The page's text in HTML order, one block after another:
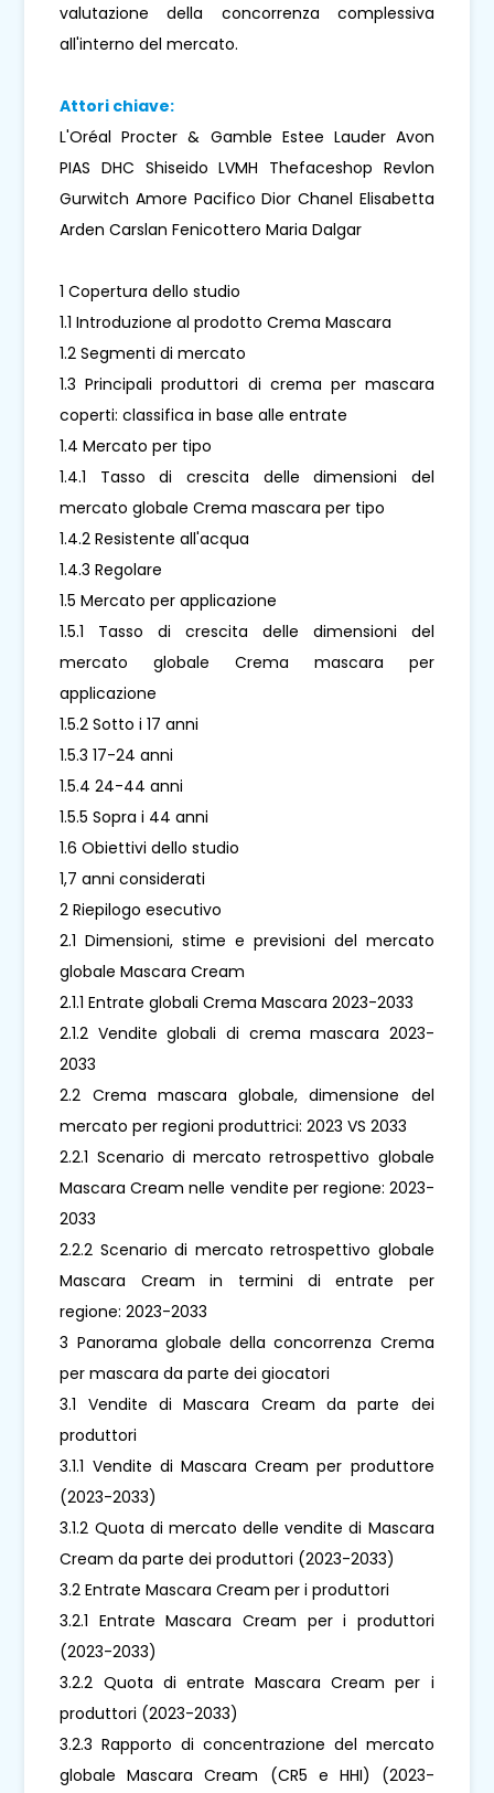
valutazione della concorrenza complessiva
all'interno del mercato.
Attori chiave:
L'Oréal Procter & Gamble Estee Lauder Avon
PIAS DHC Shiseido LVMH Thefaceshop Revlon
Gurwitch Amore Pacifico Dior Chanel Elisabetta
Arden Carslan Fenicottero Maria Dalgar
1 Copertura dello studio
1.1 Introduzione al prodotto Crema Mascara
1.2 Segmenti di mercato
1.3 Principali produttori di crema per mascara
coperti: classifica in base alle entrate
1.4 Mercato per tipo
1.4.1 Tasso di crescita delle dimensioni del
mercato globale Crema mascara per tipo
1.4.2 Resistente all'acqua
1.4.3 Regolare
1.5 Mercato per applicazione
1.5.1 Tasso di crescita delle dimensioni del
mercato globale Crema mascara per
applicazione
1.5.2 Sotto i 17 anni
1.5.3 17-24 anni
1.5.4 24-44 anni
1.5.5 Sopra i 44 anni
1.6 Obiettivi dello studio
1,7 anni considerati
2 Riepilogo esecutivo
2.1 Dimensioni, stime e previsioni del mercato
globale Mascara Cream
2.1.1 Entrate globali Crema Mascara 2023-2033
2.1.2 Vendite globali di crema mascara 2023-
2033
2.2 Crema mascara globale, dimensione del
mercato per regioni produttrici: 2023 VS 2033
2.2.1 Scenario di mercato retrospettivo globale
Mascara Cream nelle vendite per regione: 2023-
2033
2.2.2 Scenario di mercato retrospettivo globale
Mascara Cream in termini di entrate per
regione: 2023-2033
3 Panorama globale della concorrenza Crema
per mascara da parte dei giocatori
3.1 Vendite di Mascara Cream da parte dei
produttori
3.1.1 Vendite di Mascara Cream per produttore
(2023-2033)
3.1.2 Quota di mercato delle vendite di Mascara
Cream da parte dei produttori (2023-2033)
3.2 Entrate Mascara Cream per i produttori
3.2.1 Entrate Mascara Cream per i produttori
(2023-2033)
3.2.2 Quota di entrate Mascara Cream per i
produttori (2023-2033)
3.2.3 Rapporto di concentrazione del mercato
globale Mascara Cream (CR5 e HHI) (2023-